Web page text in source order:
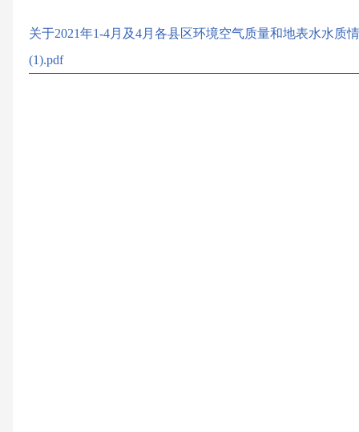
关于2021年1-4月及4月各县区环境空气质量和地表水水质
(1).pdf